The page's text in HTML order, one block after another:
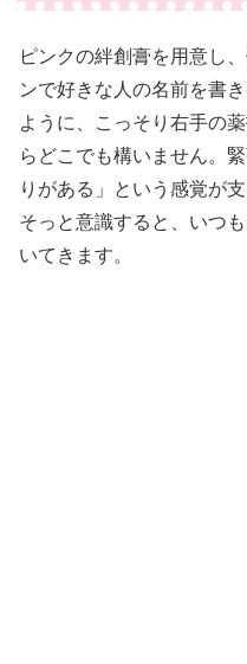
ピンクの絆創膏を用意し
ンで好きな人の名前を書
ように、こっそり右手の
らどこでも構いません。
りがある」という感覚が
そっと意識すると、いつ
いてきます。